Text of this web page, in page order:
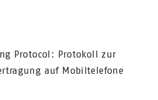
Protocol: Protokoll zur
auf Mobiltelefone